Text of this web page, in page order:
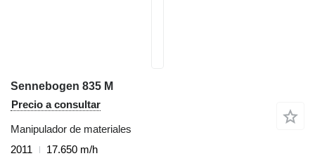
Sennebogen 835 M
Precio a consultar
Manipulador de materiales
2011
17.650 m/h